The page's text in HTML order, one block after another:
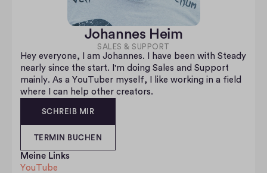
Johannes Heim
SALES & SUPPORT
Hey everyone, I am Johannes. I have been with Steady
nearly since the start. I'm doing Sales and Support
mainly. As a YouTuber myself, I like working in a field
where I can help other creators.
SCHREIB MIR
TERMIN BUCHEN
Meine Links
YouTube